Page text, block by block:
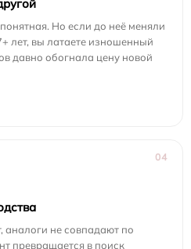
Но если до неё меняли
лет, вы латаете изношенный
давно обогнала цену новой
04
аналоги не совпадают по
превращается в поиск